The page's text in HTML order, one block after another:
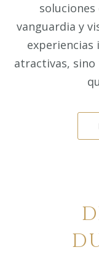
vanguardia y
experiencias
atractivas,